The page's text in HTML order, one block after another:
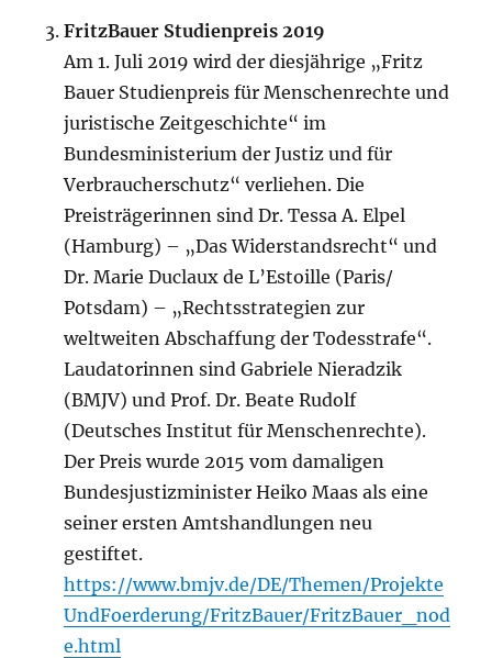
FritzBauer Studienpreis 2019
Am 1. Juli 2019 wird der diesjährige „Fritz
Bauer Studienpreis für Menschenrechte und
juristische Zeitgeschichte“ im
Bundesministerium der Justiz und für
Verbraucherschutz“ verliehen. Die
Preisträgerinnen sind Dr. Tessa A. Elpel
(Hamburg) – „Das Widerstandsrecht“ und
Dr. Marie Duclaux de L’Estoille (Paris/
Potsdam) – „Rechtsstrategien zur
weltweiten Abschaffung der Todesstrafe“.
Laudatorinnen sind Gabriele Nieradzik
(BMJV) und Prof. Dr. Beate Rudolf
(Deutsches Institut für Menschenrechte).
Der Preis wurde 2015 vom damaligen
Bundesjustizminister Heiko Maas als eine
seiner ersten Amtshandlungen neu
gestiftet.
https://www.bmjv.de/DE/Themen/Projekte
UndFoerderung/FritzBauer/FritzBauer_nod
e.html